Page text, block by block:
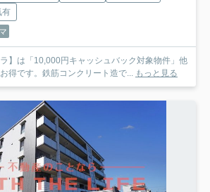
有
ラ】は「10,000円キャッシュバック対象物件」他
得です。鉄筋コンクリート造で... もっと見る